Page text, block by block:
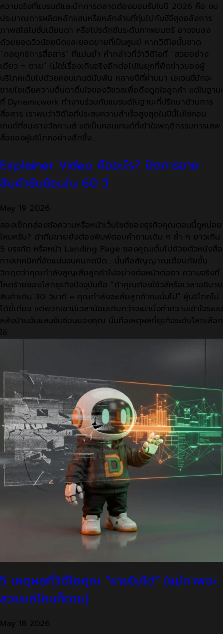
ความจริงที่แบรนด์และนักการตลาดต้องยอมรับในปี 2026 คือ งบ
ประมาณการผลิตหลักแสนหรือหลักล้านที่ทุ่มไปกับซีจีสุดอลังการ
ภาพสโลโมชั่นเนียนตา หรือโปรดักชันระดับภาพยนตร์ อาจจบลง
ด้วยยอดวิวน้อยนิดและยอดขายที่เป็นศูนย์ หากวิดีโอนั้นขาด
“กลยุทธ์การสื่อสาร” ที่แม่นยำ คำกล่าวที่ว่าวิดีโอที่ “สวยอย่าง
เดียว = ตาย” ไม่ใช่เรื่องเกินจริงอีกต่อไปในยุคที่ฟีดข่าวของผู้
บริโภคเต็มไปด้วยคอนเทนต์นับพัน หลายปีที่ผ่านมา เอเจนซี่มักจะ
ขายไอเดียความตื่นตาตื่นใจของวิชวลเพื่อดึงดูดใจลูกค้า แต่ในฐานะ
ที่ Dynamicwork ทำงานร่วมกับแบรนด์ในฐานะที่ปรึกษาด้านการ
สื่อสาร เราพบว่าวิดีโอที่ประสบความสำเร็จสูงสุดในปีนี้ไม่ใช่คอน
เทนต์ที่ชนะรางวัลคานส์ แต่เป็นคอนเทนต์ที่เข้าใจพฤติกรรมการเสพ
สื่อของผู้บริโภคอย่างลึกซึ้ง…
Explainer Video คืออะไร? ปิดการขาย
สินค้าซับซ้อนใน 60 วิ
May 19 2026
ลองเช็กกล่องข้อความหรือหน้าเว็บไซต์ของธุรกิจคุณตอนนี้ดูหน่อย
ไหมครับ? ถ้าทีมขายยังต้องพิมพ์ตอบคำถามเดิม ๆ ซ้ำ ๆ ยาวเกิน
5 บรรทัด หรือหน้า Landing Page ของคุณเต็มไปด้วยตัวหนังสือ
ทางเทคนิคที่อัดแน่นจนคนกดปิด… นั่นคือสัญญาณเตือนภัยขั้น
วิกฤตว่าคุณกำลังสูญเสียลูกค้าไปอย่างต่อหน้าต่อตา ความจริงที่
โหดร้ายของโลกธุรกิจปัจจุบันคือ “ถ้าคุณต้องใช้วลีหรือเวลาอธิบาย
สินค้าเกิน 30 วินาที = คุณกำลังจะเสียลูกค้าคนนั้นไป” ผู้บริโภคไม่
ได้ขี้เกียจ แต่พวกเขามีเวลาน้อยเกินกว่าจะมานั่งทำความเข้าใจระบบ
หลังบ้านอันแสนซับซ้อนของคุณ นั่นคือเหตุผลที่ธุรกิจระดับโลกเลือก
ใช้…
5 เหตุผลที่วิดีโอคุณ “ขายไม่ได้” (แม้ภาพจะ
สวยแค่ไหนก็ตาม)
May 18 2026